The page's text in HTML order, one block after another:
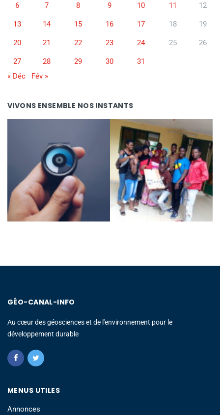
6 7 8 9 10 11 12
13 14 15 16 17 18 19
20 21 22 23 24 25 26
27 28 29 30
31
« Déc
Fév »
VIVONS ENSEMBLE NOS INSTANTS
GÉO-CANAL-INFO
Au cœur des géosciences et de l'environnement pour le
développement durable
MENUS UTILES
Annonces